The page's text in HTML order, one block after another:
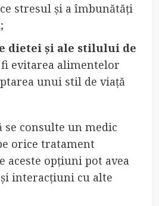
stresul și a îmbunătăți
dietei și ale stilului de
evitarea alimentelor
unui stil de viață
se consulte un medic
orice tratament
aceste opțiuni pot avea
interacțiuni cu alte